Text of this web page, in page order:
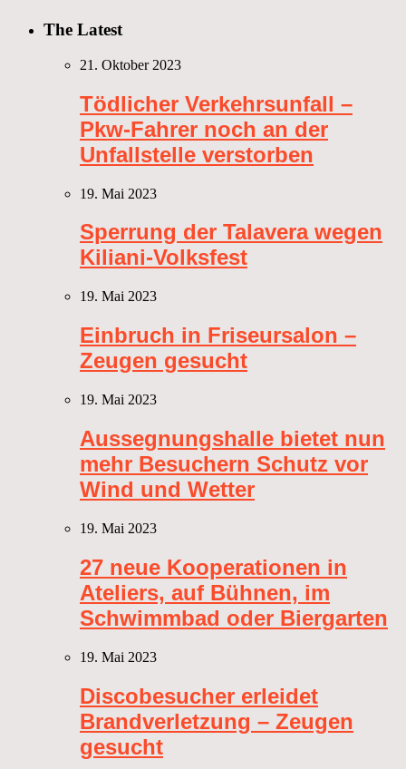
The Latest
21. Oktober 2023
Tödlicher Verkehrsunfall –
Pkw-Fahrer noch an der
Unfallstelle verstorben
19. Mai 2023
Sperrung der Talavera wegen
Kiliani-Volksfest
19. Mai 2023
Einbruch in Friseursalon –
Zeugen gesucht
19. Mai 2023
Aussegnungshalle bietet nun
mehr Besuchern Schutz vor
Wind und Wetter
19. Mai 2023
27 neue Kooperationen in
Ateliers, auf Bühnen, im
Schwimmbad oder Biergarten
19. Mai 2023
Discobesucher erleidet
Brandverletzung – Zeugen
gesucht